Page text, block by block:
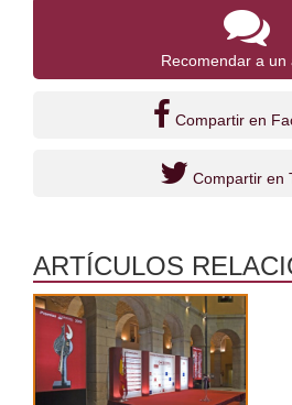
Recomendar a un
Compartir en
Compartir en
ARTÍCULOS